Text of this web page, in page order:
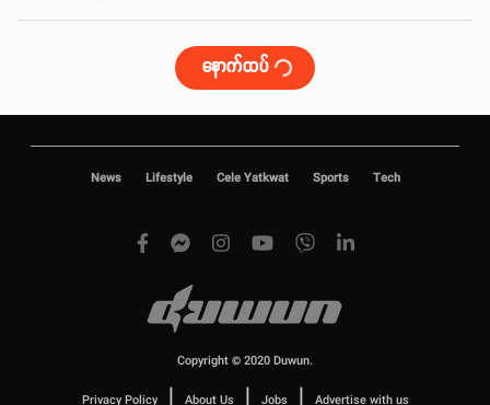
နောက်ထပ်
News Lifestyle Cele Yatkwat Sports Tech
Copyright © 2020 Duwun.
Privacy Policy | About Us | Jobs | Advertise with us